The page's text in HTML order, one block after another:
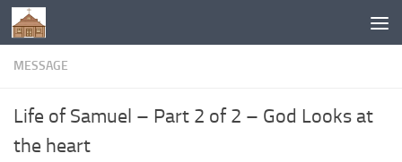
Below content
MESSAGE
Life of Samuel – Part 2 of 2 – God Looks at
the heart